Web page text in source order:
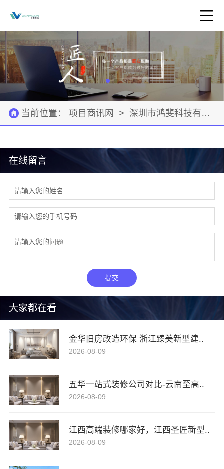
当前位置： 项目商讯网 > 深圳市鸿斐科技有限公司
大家都在看
金华旧房改造环保 浙江臻美新型建..
2026-08-09
五华一站式装修公司对比-云南至高..
2026-08-09
江西高端装修哪家好，江西圣匠新型..
2026-08-09
在线留言
提交